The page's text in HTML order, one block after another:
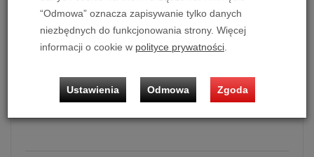
Ilość:
dodaj do koszyka
“Odmowa” oznacza zapisywanie tylko danych
niezbędnych do funkcjonowania strony. Więcej
informacji o cookie w polityce prywatności
Ustawienia Odmowa Zgoda